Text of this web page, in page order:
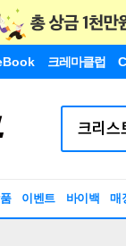
크레마클럽
이벤트 바이백 매